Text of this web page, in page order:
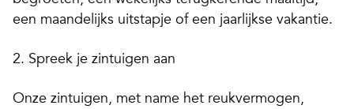
een maandelijks uitstapje of een jaarlijkse vakantie.
2. Spreek je zintuigen aan
Onze zintuigen, met name het reukvermogen,